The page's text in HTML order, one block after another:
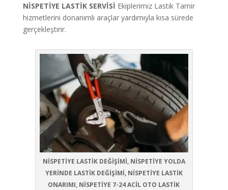
NİSPETİYE LASTİK SERVİSİ Ekiplerimiz Lastik Tamir
hizmetlerini donanımlı araçlar yardımıyla kısa sürede
gerçekleştirir.
NİSPETİYE LASTİK DEĞİŞİMİ, NİSPETİYE YOLDA
YERİNDE LASTİK DEĞİŞİMİ, NİSPETİYE LASTİK
ONARIMI, NİSPETİYE 7-24 ACİL OTO LASTİK